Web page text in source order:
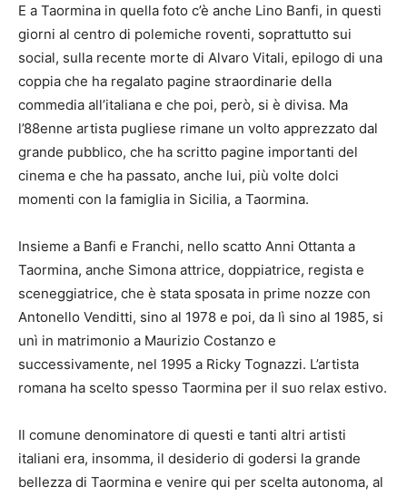
E a Taormina in quella foto c’è anche Lino Banfi, in questi
giorni al centro di polemiche roventi, soprattutto sui
social, sulla recente morte di Alvaro Vitali, epilogo di una
coppia che ha regalato pagine straordinarie della
commedia all’italiana e che poi, però, si è divisa. Ma
l’88enne artista pugliese rimane un volto apprezzato dal
grande pubblico, che ha scritto pagine importanti del
cinema e che ha passato, anche lui, più volte dolci
momenti con la famiglia in Sicilia, a Taormina.
Insieme a Banfi e Franchi, nello scatto Anni Ottanta a
Taormina, anche Simona attrice, doppiatrice, regista e
sceneggiatrice, che è stata sposata in prime nozze con
Antonello Venditti, sino al 1978 e poi, da lì sino al 1985, si
unì in matrimonio a Maurizio Costanzo e
successivamente, nel 1995 a Ricky Tognazzi. L’artista
romana ha scelto spesso Taormina per il suo relax estivo.
Il comune denominatore di questi e tanti altri artisti
italiani era, insomma, il desiderio di godersi la grande
bellezza di Taormina e venire qui per scelta autonoma, al